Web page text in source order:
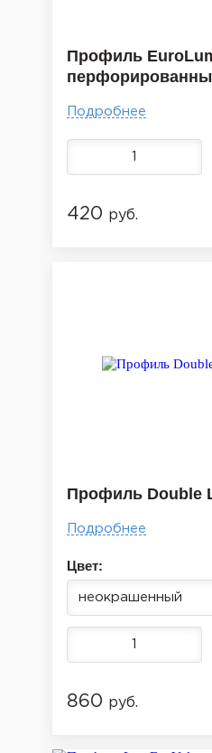
Профиль
Подробнее
420 руб.
Профиль Double
Подробнее
Цвет:
860 руб.